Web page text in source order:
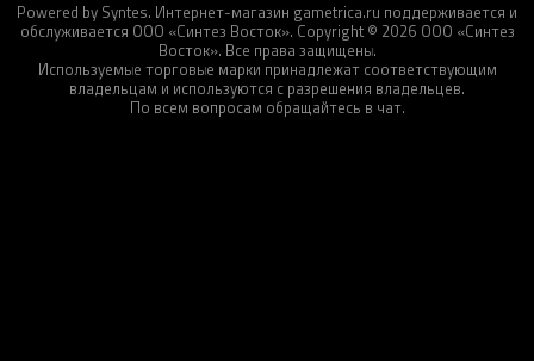
Powered by Syntes. Интернет-магазин gametrica.ru поддерживается и
обслуживается ООО «Синтез Восток». Copyright © 2026 ООО «Синтез
Восток». Все права защищены.
Используемые торговые марки принадлежат соответствующим
владельцам и используются с разрешения владельцев.
По всем вопросам обращайтесь в чат.